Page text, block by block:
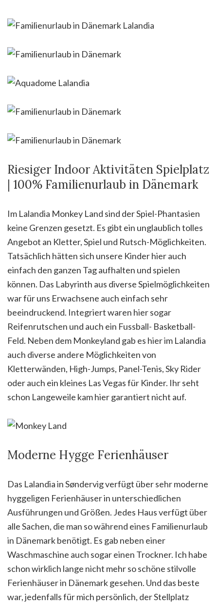
Riesiger Indoor Aktivitäten Spielplatz
| 100% Familienurlaub in Dänemark
Im Lalandia Monkey Land sind der Spiel-Phantasien
keine Grenzen gesetzt. Es gibt ein unglaublich tolles
Angebot an Kletter, Spiel und Rutsch-Möglichkeiten.
Tatsächlich hätten sich unsere Kinder hier auch
einfach den ganzen Tag aufhalten und spielen
können. Das Labyrinth aus diverse Spielmöglichkeiten
war für uns Erwachsene auch einfach sehr
beeindruckend. Integriert waren hier sogar
Reifenrutschen und auch ein Fussball- Basketball-
Feld. Neben dem Monkeyland gab es hier im Lalandia
auch diverse andere Möglichkeiten von
Kletterwänden, High-Jumps, Panel-Tenis, Sky Rider
oder auch ein kleines Las Vegas für Kinder. Ihr seht
schon Langeweile kam hier garantiert nicht auf.
Moderne Hygge Ferienhäuser
Das Lalandia in Søndervig verfügt über sehr moderne
hyggeligen Ferienhäuser in unterschiedlichen
Ausführungen und Größen. Jedes Haus verfügt über
alle Sachen, die man so während eines Familienurlaub
in Dänemark benötigt. Es gab neben einer
Waschmaschine auch sogar einen Trockner. Ich habe
schon wirklich lange nicht mehr so schöne stilvolle
Ferienhäuser in Dänemark gesehen. Und das beste
war, jedenfalls für mich persönlich, der Stellplatz